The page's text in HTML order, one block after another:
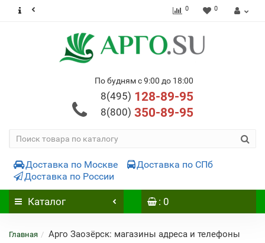
0 0
По будням с 9:00 до 18:00
8(495) 128-89-95
8(800) 350-89-95
Доставка по Москве
Доставка по СПб
Доставка по России
Каталог : 0
Главная Арго Заозёрск: магазины адреса и телефоны